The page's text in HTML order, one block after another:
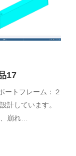
17
ートフレーム：２
計しています。
崩れ…